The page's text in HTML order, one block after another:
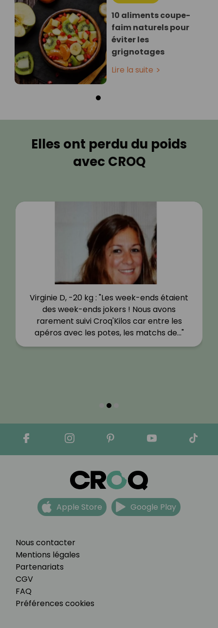
10 aliments coupe-
faim naturels pour
éviter les
grignotages
Lire la suite
Elles ont perdu du poids
avec CROQ
Virginie D, -20 kg : "Les week-ends étaient
des week-ends jokers ! Nous avons
rarement suivi Croq'Kilos car entre les
apéros avec les potes, les matchs de…"
Nous contacter
Mentions légales
Partenariats
CGV
FAQ
Préférences cookies
Apple Store Google Play